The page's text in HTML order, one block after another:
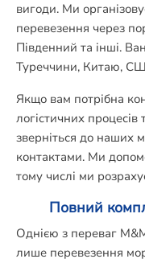
вигоди. Ми
перевезення через
Південний та інші.
Туреччини, Китаю,
Якщо вам потрібна
логістичних
зверніться до наших
контактами. Ми
тому числі ми
Повний
Однією з переваг
лише перевезення